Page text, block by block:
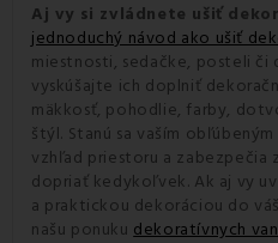
Aj vy si zvládnete ušiť
jednoduchý návod ako ušiť
miestnosti, sedačke, posteli či
vyskúšajte ich doplniť
mäkkosť, pohodlie, farby,
štýl. Stanú sa vaším
vzhľad priestoru a zabezpečia
dopriať kedykoľvek. Ak aj vy
a praktickou dekoráciou do
našu ponuku dekoratívnych